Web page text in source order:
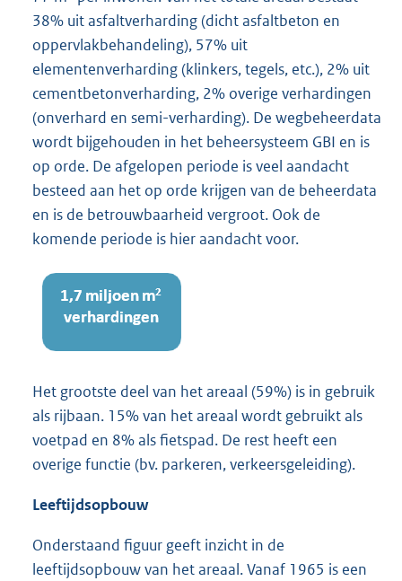
38% uit asfaltverharding (dicht asfaltbeton en
oppervlakbehandeling), 57% uit
elementenverharding (klinkers, tegels, etc.), 2% uit
cementbetonverharding, 2% overige verhardingen
(onverhard en semi-verharding). De wegbeheerdata
wordt bijgehouden in het beheersysteem GBI en is
op orde. De afgelopen periode is veel aandacht
besteed aan het op orde krijgen van de beheerdata
en is de betrouwbaarheid vergroot. Ook de
komende periode is hier aandacht voor.
Het grootste deel van het areaal (59%) is in gebruik
als rijbaan. 15% van het areaal wordt gebruikt als
voetpad en 8% als fietspad. De rest heeft een
overige functie (bv. parkeren, verkeersgeleiding).
Leeftijdsopbouw
Onderstaand figuur geeft inzicht in de
leeftijdsopbouw van het areaal. Vanaf 1965 is een